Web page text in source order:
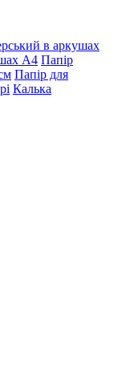
в аркушах
А4 Папір
Папір для
Калька